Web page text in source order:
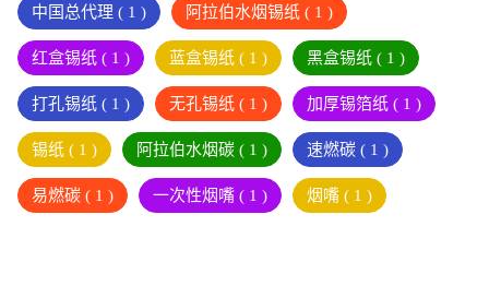
中国总代理 ( 1 ) 阿拉伯水烟锡纸 ( 1 )
红盒锡纸 ( 1 ) 蓝盒锡纸 ( 1 ) 黑盒锡纸 ( 1 )
打孔锡纸 ( 1 ) 无孔锡纸 ( 1 ) 加厚锡箔纸 ( 1 )
锡纸 ( 1 ) 阿拉伯水烟碳 ( 1 ) 速燃碳 ( 1 )
易燃碳 ( 1 ) 一次性烟嘴 ( 1 ) 烟嘴 ( 1 )